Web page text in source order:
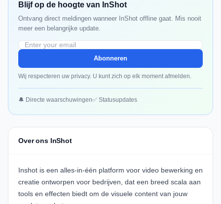
Blijf op de hoogte van InShot
Ontvang direct meldingen wanneer InShot offline gaat. Mis nooit
meer een belangrijke update.
Abonneren
Wij respecteren uw privacy. U kunt zich op elk moment afmelden.
🔔 Directe waarschuwingen✅ Statusupdates
Over ons InShot
Inshot is een alles-in-één platform voor video bewerking en
creatie ontworpen voor bedrijven, dat een breed scala aan
tools en effecten biedt om de visuele content van jouw